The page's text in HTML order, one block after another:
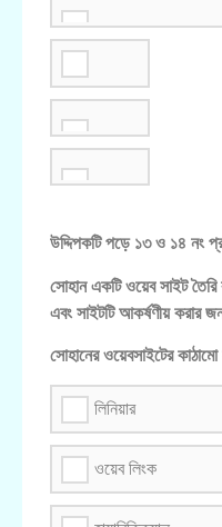
উদ্দিপকটি পড়ে ১৩ ও ১৪ নং
সোহান একটি ওয়েব সাইট
এবং সাইটটি আকর্ষণীয় করার
সোহানের ওয়েবসাইটের
লিনিয়ার
ওয়েব লিংক